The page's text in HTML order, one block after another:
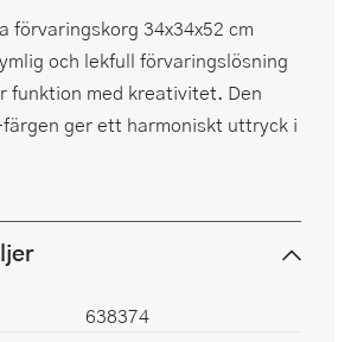
förvaringskorg 34x34x52 cm
och lekfull förvaringslösning
funktion med kreativitet. Den
ger ett harmoniskt uttryck i
638374